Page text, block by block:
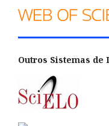
Outros Sistemas